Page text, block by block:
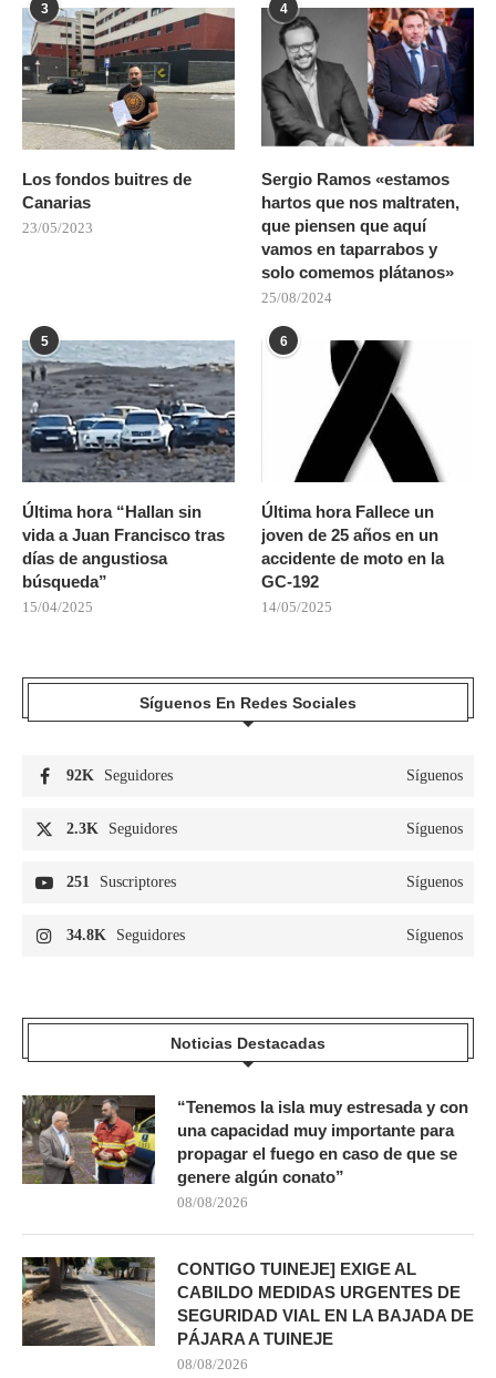
3
Los fondos buitres de
Canarias
23/05/2023
4
Sergio Ramos «estamos
hartos que nos maltraten,
que piensen que aquí
vamos en taparrabos y
solo comemos plátanos»
25/08/2024
5
Última hora “Hallan sin
vida a Juan Francisco tras
días de angustiosa
búsqueda”
15/04/2025
6
Última hora Fallece un
joven de 25 años en un
accidente de moto en la
GC-192
14/05/2025
Síguenos En Redes Sociales
92K Seguidores Síguenos
2.3K Seguidores Síguenos
251 Suscriptores Síguenos
34.8K Seguidores Síguenos
Noticias Destacadas
“Tenemos la isla muy estresada y con
una capacidad muy importante para
propagar el fuego en caso de que se
genere algún conato”
08/08/2026
CONTIGO TUINEJE] EXIGE AL
CABILDO MEDIDAS URGENTES DE
SEGURIDAD VIAL EN LA BAJADA DE
PÁJARA A TUINEJE
08/08/2026